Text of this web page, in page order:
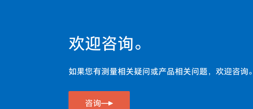
度计算方法
求相同型号名称的传感器平均
欢迎咨询。
如果您有测量相关疑问或产品相关问题，欢迎咨询。
咨询